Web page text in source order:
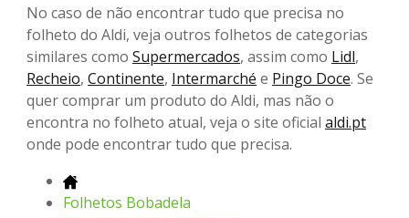
No caso de não encontrar tudo que precisa no
folheto do Aldi, veja outros folhetos de categorias
similares como Supermercados, assim como Lidl,
Recheio, Continente, Intermarché e Pingo Doce. Se
quer comprar um produto do Aldi, mas não o
encontra no folheto atual, veja o site oficial aldi.pt
onde pode encontrar tudo que precisa.
Folhetos Bobadela